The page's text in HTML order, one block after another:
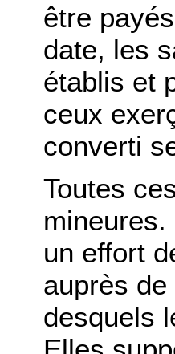
être
date, les
établis et
ceux
converti
Toutes
un effort
auprès
desquels